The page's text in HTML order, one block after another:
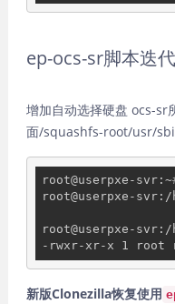
ep-ocs-sr脚本迭代
增加自动选择硬盘 ocs-
面/squashfs-root/usr/
root@userpxe-svr:~
root@userpxe-
root@userpxe-
新版Clonezilla恢复使用